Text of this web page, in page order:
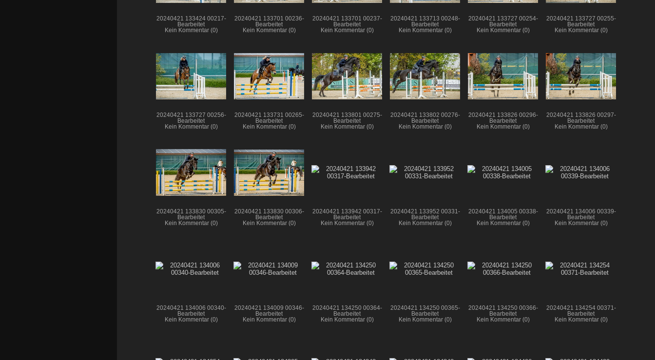
20240421 133424 00217-
Bearbeitet
Kein Kommentar (0)
20240421 133701 00236-
Bearbeitet
Kein Kommentar (0)
20240421 133701 00237-
Bearbeitet
Kein Kommentar (0)
20240421 133713 00248-
Bearbeitet
Kein Kommentar (0)
20240421 133727 00254-
Bearbeitet
Kein Kommentar (0)
20240421 133727 00255-
Bearbeitet
Kein Kommentar (0)
20240421 133727 00256-
Bearbeitet
Kein Kommentar (0)
20240421 133731 00265-
Bearbeitet
Kein Kommentar (0)
20240421 133801 00275-
Bearbeitet
Kein Kommentar (0)
20240421 133802 00276-
Bearbeitet
Kein Kommentar (0)
20240421 133826 00296-
Bearbeitet
Kein Kommentar (0)
20240421 133826 00297-
Bearbeitet
Kein Kommentar (0)
20240421 133830 00305-
Bearbeitet
Kein Kommentar (0)
20240421 133830 00306-
Bearbeitet
Kein Kommentar (0)
20240421 133942 00317-
Bearbeitet
Kein Kommentar (0)
20240421 133952 00331-
Bearbeitet
Kein Kommentar (0)
20240421 134005 00338-
Bearbeitet
Kein Kommentar (0)
20240421 134006 00339-
Bearbeitet
Kein Kommentar (0)
20240421 134006 00340-
Bearbeitet
Kein Kommentar (0)
20240421 134009 00346-
Bearbeitet
Kein Kommentar (0)
20240421 134250 00364-
Bearbeitet
Kein Kommentar (0)
20240421 134250 00365-
Bearbeitet
Kein Kommentar (0)
20240421 134250 00366-
Bearbeitet
Kein Kommentar (0)
20240421 134254 00371-
Bearbeitet
Kein Kommentar (0)